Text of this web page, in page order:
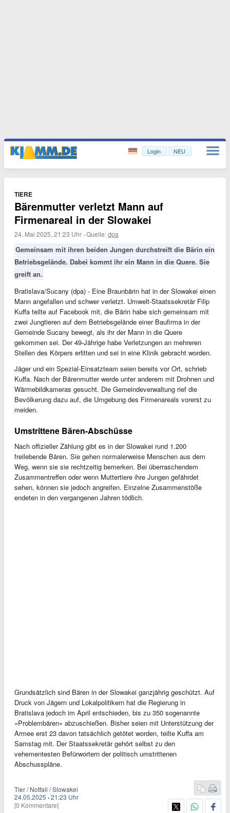
Login NEU
TIERE
Bärenmutter verletzt Mann auf
Firmenareal in der Slowakei
24. Mai 2025, 21:23 Uhr ·Quelle:dpa
Gemeinsam mit ihren beiden Jungen durchstreift die Bärin ein
Betriebsgelände. Dabei kommt ihr ein Mann in die Quere. Sie
greift an.
Bratislava/Sucany (dpa) - Eine Braunbärin hat in der Slowakei einen
Mann angefallen und schwer verletzt. Umwelt-Staatssekretär Filip
Kuffa teilte auf Facebook mit, die Bärin habe sich gemeinsam mit
zwei Jungtieren auf dem Betriebsgelände einer Baufirma in der
Gemeinde Sucany bewegt, als ihr der Mann in die Quere
gekommen sei. Der 49-Jährige habe Verletzungen an mehreren
Stellen des Körpers erlitten und sei in eine Klinik gebracht worden.
Jäger und ein Spezial-Einsatzteam seien bereits vor Ort, schrieb
Kuffa. Nach der Bärenmutter werde unter anderem mit Drohnen und
Wärmebildkameras gesucht. Die Gemeindeverwaltung rief die
Bevölkerung dazu auf, die Umgebung des Firmenareals vorerst zu
meiden.
Umstrittene Bären-Abschüsse
Nach offizieller Zählung gibt es in der Slowakei rund 1.200
freilebende Bären. Sie gehen normalerweise Menschen aus dem
Weg, wenn sie sie rechtzeitig bemerken. Bei überraschendem
Zusammentreffen oder wenn Muttertiere ihre Jungen gefährdet
sehen, können sie jedoch angreifen. Einzelne Zusammenstöße
endeten in den vergangenen Jahren tödlich.
Grundsätzlich sind Bären in der Slowakei ganzjährig geschützt. Auf
Druck von Jägern und Lokalpolitikern hat die Regierung in
Bratislava jedoch im April entschieden, bis zu 350 sogenannte
«Problembären» abzuschießen. Bisher seien mit Unterstützung der
Armee erst 23 davon tatsächlich getötet worden, teilte Kuffa am
Samstag mit. Der Staatssekretär gehört selbst zu den
vehementesten Befürwortern der politisch umstrittenen
Abschusspläne.
Tier / Notfall / Slowakei
24.05.2025 ·21:23 Uhr
[0 Kommentare]